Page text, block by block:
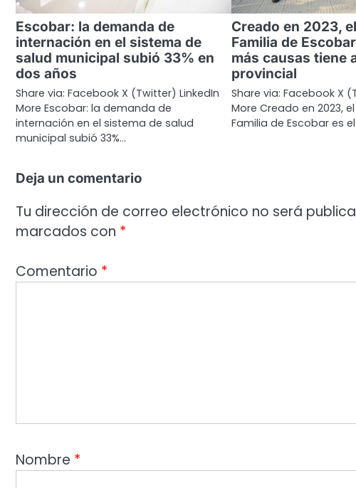
Escobar: la demanda de
internación en el sistema de
salud municipal subió 33% en
dos años
Share via: Facebook X (Twitter) LinkedIn
More Escobar: la demanda de
internación en el sistema de salud
municipal subió 33%…
Creado en 2023,
Familia de
más causas tiene
provincial
Share via: Facebook X
More Creado en 2023,
Familia de Escobar es
Deja un comentario
Tu dirección de correo electrónico no será
marcados con *
Comentario *
Nombre *